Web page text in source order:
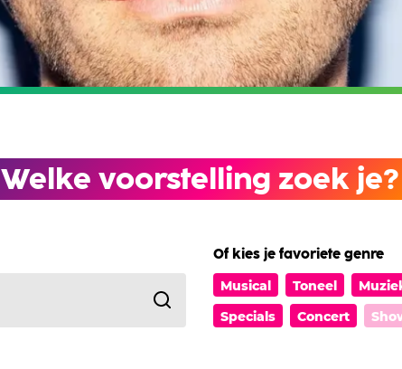
Welke voorstelling zoek je?
Of kies je favoriete genre
Musical
Toneel
Specials
Concert